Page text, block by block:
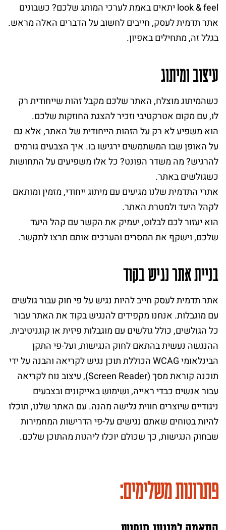
look & feel יתאים באמת לערכי המותג שלכם? כשבונים
אתר תדמית לעסק, חייבים לחשוב על הדברים האלה מראש.
בגלל זה, מתחילים באפיון.
עיצוב ומיתוג
כשהמיתוג מוצלח, האתר שלכם מקבל זהות שייחודית רק
לו, עם מקום אטרקטיבי וזכיר להצגת החוזקות שלכם.
הוא משפיע לא רק על הזהות הייחודית של האתר, אלא גם
על האופן שבו המשתמשים ירגישו בו. איך הצבעים גורמים
להרגיש? מה משדר הפונט? כל אלו משפיעים על התחושות
כשגולשים באתר.
אתרי התדמית שלנו מגיעים עם מיתוג ייחודי, מזמין ומותאם
לקהל היעד ולמטרת האתר.
הוא יעזור לכם לבלוט, יעמיק את הקשר עם קהל היעד
שלכם, וישקף את המסרים והערכים אותם תרצו לתקשר.
בניית אתר נגיש בקוד
אתר תדמית לעסק חייב להיות נגיש על פי חוק עבור גולשים
עם מוגבלות. אנחנו מקפידים להנגיש בקוד את האתר עבור
כל הגולשים, כולל גולשים עם מוגבלות פיזית או קוגניטיבית.
ההנגשה נעשית בהתאם לחוק הנגישות, ועל-פי התקן
הבינלאומי WCAG הכוללת תוכן נגיש לקריאה והבנה על ידי
תוכנה קוראת מסך (Screen Reader), עיצוב נוח לקריאה
עבור אנשים כבדי ראייה, ושימוש באייקונים ובצבעים
ניגודיים שיוצרים חווית גלישה מהנה. עם האתר שלנו, תוכלו
להיות בטוחים שאתם נגישים על-פי הדרישות המחמירות
שבחוק הנגישות, כך שכולם יוכלו ליהנות מהתוכן שלכם.
פתרונות משלימים: